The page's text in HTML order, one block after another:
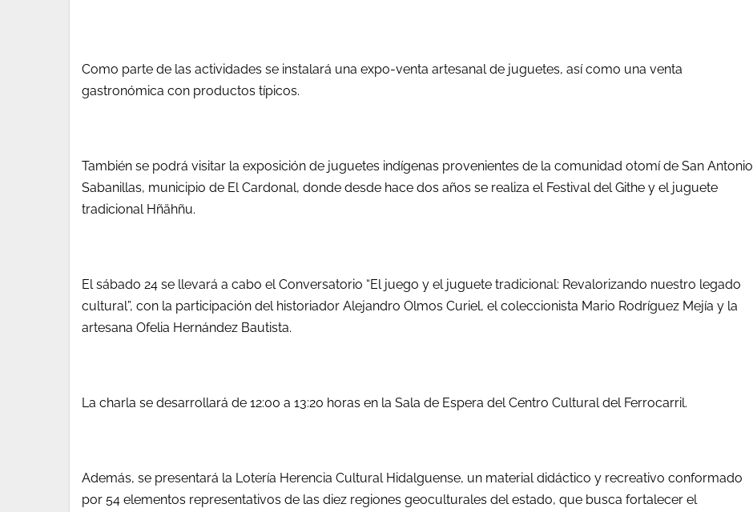
Como parte de las actividades se instalará una expo-venta artesanal de juguetes, así como una venta
gastronómica con productos típicos.
También se podrá visitar la exposición de juguetes indígenas provenientes de la comunidad otomí de San Antonio
Sabanillas, municipio de El Cardonal, donde desde hace dos años se realiza el Festival del Githe y el juguete
tradicional Hñähñu.
El sábado 24 se llevará a cabo el Conversatorio “El juego y el juguete tradicional: Revalorizando nuestro legado
cultural”, con la participación del historiador Alejandro Olmos Curiel, el coleccionista Mario Rodríguez Mejía y la
artesana Ofelia Hernández Bautista.
La charla se desarrollará de 12:00 a 13:20 horas en la Sala de Espera del Centro Cultural del Ferrocarril.
Además, se presentará la Lotería Herencia Cultural Hidalguense, un material didáctico y recreativo conformado
por 54 elementos representativos de las diez regiones geoculturales del estado, que busca fortalecer el